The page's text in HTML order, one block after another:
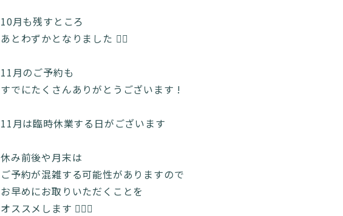
10月も残すところ
あとわずかとなりました 🙂‍↕️
11月のご予約も
すでにたくさんありがとうございます !
11月は臨時休業する日がございます
休み前後や月末は
ご予約が混雑する可能性がありますので
お早めにお取りいただくことを
オススメします 🙇🏻‍♀️